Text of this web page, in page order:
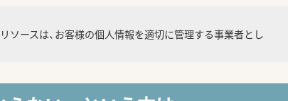
ソースは、お客様の個人情報を適切に管理する事業者とし